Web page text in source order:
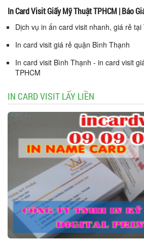
In Card Visit Giấy Mỹ Thuật TPHCM | Báo
Dịch vụ in ấn card visit nhanh, giá rẻ tại
In card visit giá rẻ quận Bình Thạnh
In card visit Bình Thạnh - in card visit
TPHCM
IN CARD VISIT LẤY LIỀN